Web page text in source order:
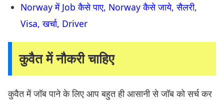
Norway में Job कैसे पाए, Norway कैसे जाये, सैलरी,
Visa, खर्चा, Driver
कुवैत में नौकरी चाहिए
कुवैत में जॉब पाने के लिए आप बहुत ही आसानी से जॉब को सर्च कर